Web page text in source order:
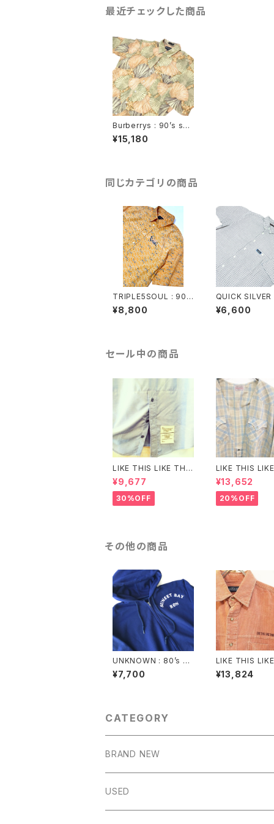
最近チェックした商品
Burberrys : 90’s she
ll pattern linen mix
shirt(used)
¥15,180
同じカテゴリの商品
TRIPLE5SOUL : 90-
00’s tagging logo p
rint Tee(used)
¥8,800
QUICK
00’s
¥6,600
セール中の商品
LIKE THIS LIKE THA
T: U.S.NAVY chambr
ay twist shirt (rema
ke)
¥9,677
30%OFF
LIKE THIS
T : H BAR C
western twist
gan (remake).
¥13,652
20%OFF
その他の商品
UNKNOWN : 80’s pri
nt zip parka (used)
¥7,700
LIKE THIS
T:
corduroy shirt
¥13,824
CATEGORY
BRAND NEW
OUTER
USED